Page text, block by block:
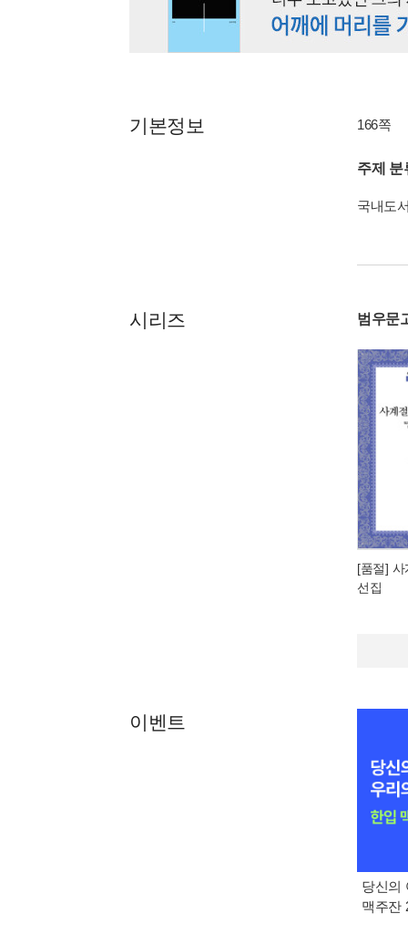
기본정보 166쪽
주제 분
국내도
시리즈 범우문
[품절]
선집
이벤트
당신의
맥주잔